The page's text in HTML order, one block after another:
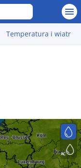
Temperatura i wiatr